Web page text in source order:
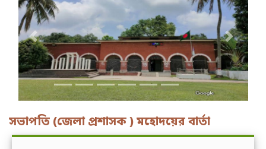
Previous Next
সভাপতি (জেলা প্রশাসক ) মহোদয়ের বার্তা